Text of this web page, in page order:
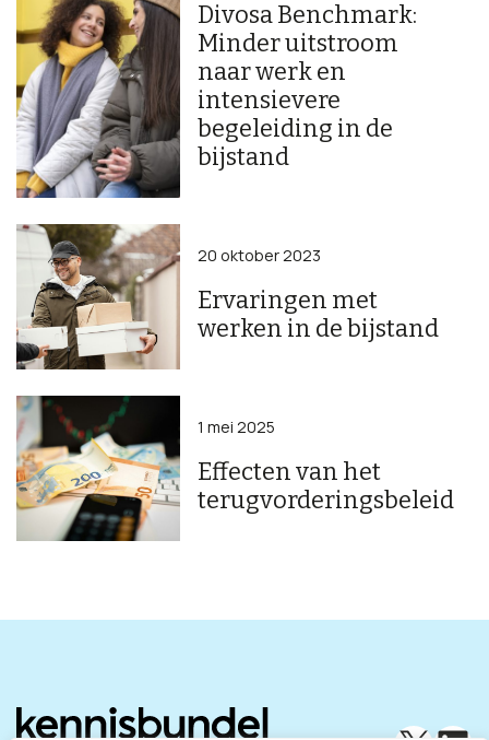
Divosa Benchmark:
Minder uitstroom
naar werk en
intensievere
begeleiding in de
bijstand
Ervaringen met
werken in de bijstand
20 oktober 2023
Effecten van het
terugvorderingsbeleid
1 mei 2025